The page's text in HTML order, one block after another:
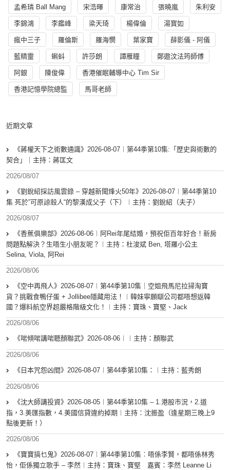
孟希璘 Ball Mang 宋浩暉 康常治 張曉嵐 朱利安
李錦鴻 李鑑峰 梁天琦 楊偉倫 湯寳如
瘋中三子 羅倫斯 羅海憫 葉家寶 薛影儀 - 阿儀
藍精靈 蝌蚪 許莎朗 譚雁瞳 鄭遨汶法筠師傅
阿銀 陳俊偉 香港催眠輔導中心 Tim Sir
香港記憶學院總監 馬哥老師
近期文章
《蔣權天下之術數通識》2026-08-07︱第44季第10集:「歴史與術數的
契合」｜主持：蔣匡文
2026/08/07
《劉銳紹採訪風雲錄 – 穿越新聞烽火50年》2026-08-07︱第44季第10
集 死於”可原諒殺人“的黎漢成父子（下）︱主持：劉銳紹（夫子）
2026/08/07
《香蕉俱樂部》2026-08-06︱阿Rei年尾結婚，預祝佢百年好合！新房
問題點解決？生唔生小朋友呢？︱主持：杜浚斌 Ben, 塔羅小公主
Selina, Viola, 阿Rei
2026/08/06
《空中再飛人》2026-08-07︱第44季第10集｜空姐飛馬尼拉掃淘寶
貨？挑戰食鴨仔蛋 + Jollibee隱藏用法！︱韓妹寧願瞓公司都唔想返韓
國？爆料航空界超嚴格階級文化！︱主持：寶珠、寶堅、Jack
2026/08/06
《啱傾啱講啱聽顏聯武》2026-08-06︱︱主持：顏聯武
2026/08/06
《日本咒怨凶間》2026-08-07︱第44季第10集：︱主持：藍秀朗
2026/08/06
《沈大師講投資》2026-08-05︱第44季第10集 – 1.港股市況，2.道
指，3.美匯指數，4.美國信貸違約掉期︱主持：沈振盈（逢星期三晚上9
點後更新！）
2026/08/06
《寶寶搞乜鬼》2026-08-07︱第44季第10集︰唔係李賢，都唔係林秀
怡，佢係獨立歌手 – 李然︱主持：寶珠、寶堅 嘉賓：李然 Leanne Li